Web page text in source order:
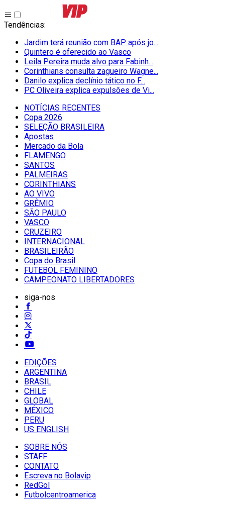
Tendências:
Jardim terá reunião com BAP após jo...
Quintero é oferecido ao Vasco
Leila Pereira muda alvo para Fabinh...
Corinthians consulta zagueiro Wagne...
Danilo explica declínio tático no F...
PC Oliveira explica expulsões de Vi...
NOTÍCIAS RECENTES
Copa 2026
SELEÇÃO BRASILEIRA
Apostas
Mercado da Bola
FLAMENGO
SANTOS
PALMEIRAS
CORINTHIANS
AO VIVO
GRÊMIO
SĀO PAULO
VASCO
CRUZEIRO
INTERNACIONAL
BRASILEIRÃO
Copa do Brasil
FUTEBOL FEMININO
CAMPEONATO LIBERTADORES
siga-nos
EDIÇÕES
ARGENTINA
BRASIL
CHILE
GLOBAL
MÉXICO
PERU
US ENGLISH
SOBRE NÓS
STAFF
CONTATO
Escreva no Bolavip
RedGol
Futbolcentroamerica